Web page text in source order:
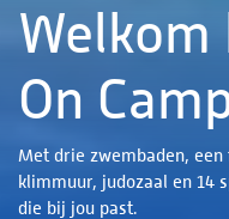
Welkom
On
Met drie zwembaden,
klimmuur, judozaal en 14
die bij jou past.